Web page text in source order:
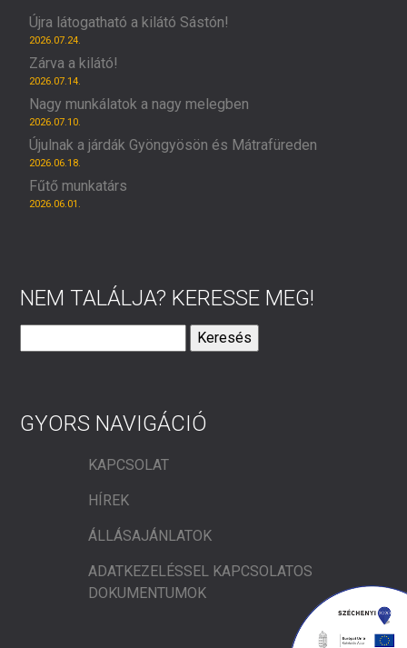
Újra látogatható a kilátó Sástón!
2026.07.24.
Zárva a kilátó!
2026.07.14.
Nagy munkálatok a nagy melegben
2026.07.10.
Újulnak a járdák Gyöngyösön és Mátrafüreden
2026.06.18.
Fűtő munkatárs
2026.06.01.
NEM TALÁLJA? KERESSE MEG!
GYORS NAVIGÁCIÓ
KAPCSOLAT
HÍREK
ÁLLÁSAJÁNLATOK
ADATKEZELÉSSEL KAPCSOLATOS
DOKUMENTUMOK